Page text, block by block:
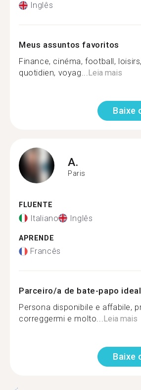
Inglês
Meus assuntos favoritos
Finance, cinéma, football,
quotidien, voyag...Leia mais
Baixe
A.
Paris
FLUENTE
Italiano Inglês
APRENDE
Francês
Parceiro/a de bate-papo ideal
Persona disponibile e affabile,
correggermi e molto...Leia mais
Baixe